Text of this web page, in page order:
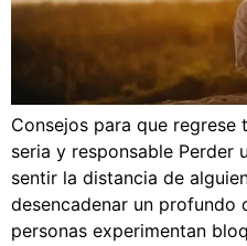
Consejos para que regrese
seria y responsable Perder
sentir la distancia de
desencadenar un profundo
personas experimentan